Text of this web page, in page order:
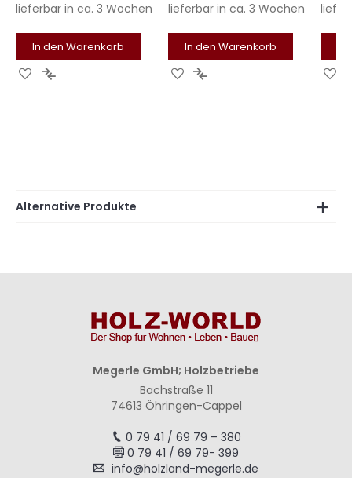
lieferbar in ca. 3 Wochen
In den Warenkorb
Zur Zur
lieferbar in ca. 3 Wochen
In den Warenkorb
Zur Zur
Alternative Produkte
Megerle GmbH; Holzbetriebe
Bachstraße 11
74613 Öhringen-Cappel
0 79 41 / 69 79 – 380
0 79 41 / 69 79- 399
info@holzland-megerle.de